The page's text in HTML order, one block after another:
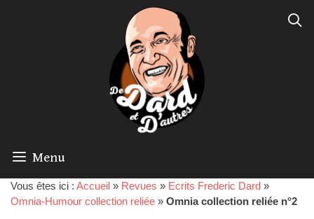
Menu
Vous êtes ici : Accueil » Revues » Ecrits Frederic Dard »
Omnia-Humour collection reliée » Omnia collection reliée n°2